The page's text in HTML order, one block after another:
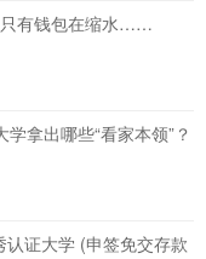
只有钱包在缩水……
拿出哪些“看家本领”？
证大学 (申签免交存款